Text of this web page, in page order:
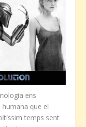
ens
que el
temps sent